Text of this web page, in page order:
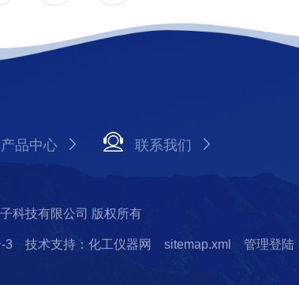
产品中心 联系我们
科技有限公司 版权所有
3 技术支持：化工仪器网 sitemap.xml 管理登陆